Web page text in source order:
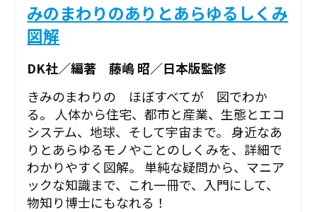
みのまわりのありとあらゆるしくみ
図解
DK社／編著 藤嶋 昭／日本版監修
きみのまわりの ほぼすべてが 図でわか
る。 人体から住宅、都市と産業、生態とエコ
システム、地球、そして宇宙まで。 身近なあ
りとあらゆるモノやことのしくみを、詳細で
わかりやすく図解。 単純な疑問から、マニア
ックな知識まで、これ一冊で、入門にして、
物知り博士にもなれる！